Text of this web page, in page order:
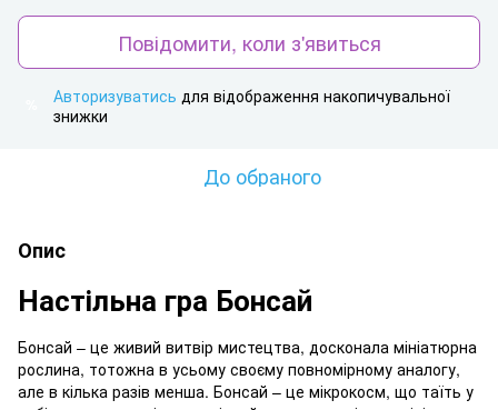
Повідомити, коли з'явиться
Авторизуватись для відображення накопичувальної
знижки
До обраного
Опис
Настільна гра Бонсай
Бонсай – це живий витвір мистецтва, досконала мініатюрна
рослина, тотожна в усьому своєму повномірному аналогу,
але в кілька разів менша. Бонсай – це мікрокосм, що таїть у